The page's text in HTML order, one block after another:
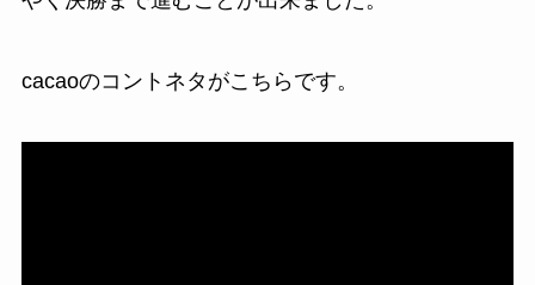
cacaoのコントネタがこちらです。